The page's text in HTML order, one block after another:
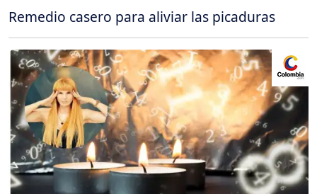
Remedio casero para aliviar las picaduras